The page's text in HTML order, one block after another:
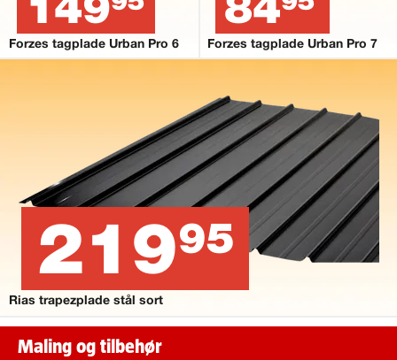
Forzes tagplade Urban Pro 6 Forzes tagplade Urban Pro 7
21995
Rias trapezplade stål sort
Maling og tilbehør